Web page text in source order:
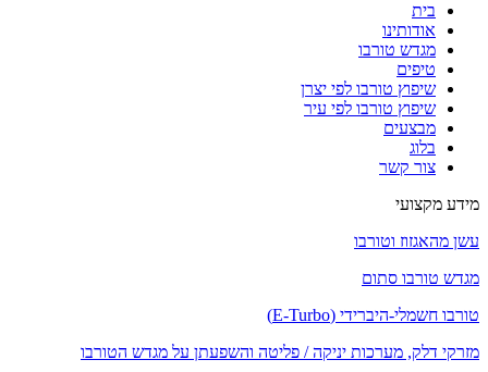
בית
אודותינו
מגדש טורבו
טיפים
שיפוץ טורבו לפי יצרן
שיפוץ טורבו לפי עיר
מבצעים
בלוג
צור קשר
מידע מקצועי
עשן מהאגזוז וטורבו
מגדש טורבו סתום
טורבו חשמלי-היברידי (E-Turbo)
מזרקי דלק, מערכות יניקה / פליטה והשפעתן על מגדש הטורבו